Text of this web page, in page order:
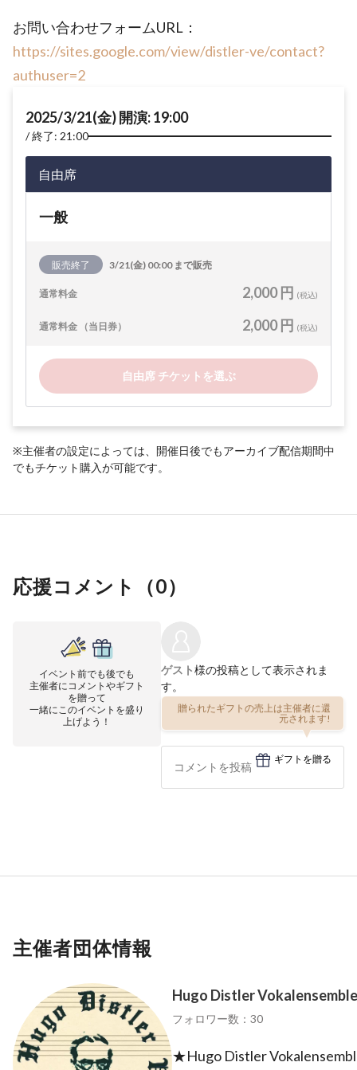
お問い合わせフォームURL：
https://sites.google.com/view/distler-ve/contact?
authuser=2
2025/3/21(金) 開演: 19:00
終了: 21:00
自由席
一般
販売終了 3/21(金) 00:00 まで販売
通常料金 2,000 円 (税込)
通常料金 （当日券） 2,000 円 (税込)
自由席 チケットを選ぶ
※主催者の設定によっては、開催日後でもアーカイブ配信期間中
でもチケット購入が可能です。
応援コメント（0）
イベント前でも後でも
主催者にコメントやギフト
を贈って
一緒にこのイベントを盛り
上げよう！
ゲスト様の投稿として表示されま
す。
贈られたギフトの売上は主催者に還
元されます!
ギフトを贈る
主催者団体情報
Hugo Distler Vokalensemble
フォロワー数：30
★Hugo Distler